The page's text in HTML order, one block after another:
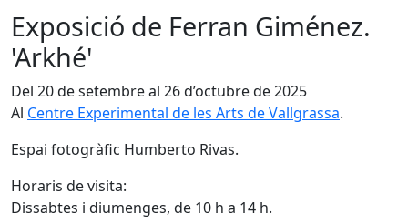
Exposició de Ferran Giménez.
'Arkhé'
Del 20 de setembre al 26 d’octubre de 2025
Al Centre Experimental de les Arts de Vallgrassa.
Espai fotogràfic Humberto Rivas.
Horaris de visita:
Dissabtes i diumenges, de 10 h a 14 h.